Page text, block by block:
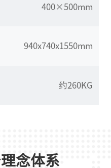
400×500mm
940x740x1550mm
约260KG
念体系